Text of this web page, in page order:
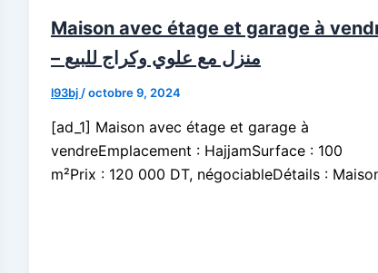
Maison avec étage et garage à
– منزل مع علوي وكراج للبيع
l93bj /octobre 9, 2024
[ad_1] Maison avec étage et garage à
vendreEmplacement : HajjamSurface : 100
m²Prix ​​: 120 000 DT, négociableDétails :